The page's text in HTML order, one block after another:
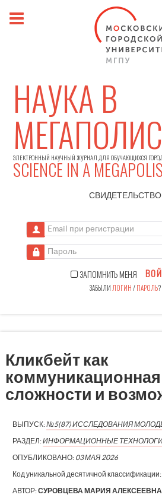
НАУКА В
ЭЛЕКТРОННЫЙ НАУЧНЫЙ ЖУРНАЛ ДЛЯ ОБУЧАЮЩИХСЯ
SCIENCE IN A
Email при регистрации
Пароль
ЗАПОМНИТЬ МЕНЯ
ЗАБЫЛИ ЛОГИН/ПАРОЛЬ?
Кликбейт как
коммуникационная
сложности и
ВЫПУСК:№5(87) ИССЛЕДОВАНИЯ
РАЗДЕЛ:ИНФОРМАЦИОННЫЕ
ОПУБЛИКОВАНО: 03 МАЯ 2026
Код уникальной десятичной классификации:
АВТОР:СУРОВЦЕВА МАРИЯ АЛЕКСЕЕВНА